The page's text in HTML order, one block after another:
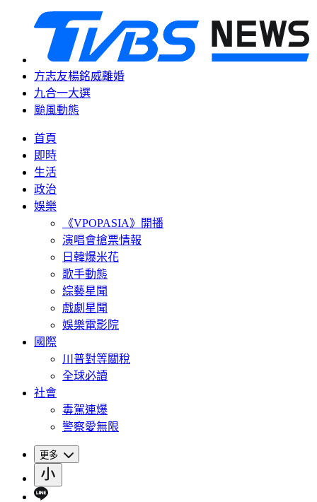
方志友楊銘威離婚
九合一大選
颱風動態
首頁
即時
生活
政治
娛樂
《VPOPASIA》開播
演唱會搶票情報
日韓爆米花
歌手動態
綜藝星聞
戲劇星聞
娛樂電影院
國際
川普對等關稅
全球必讀
社會
毒駕連爆
警察愛無限
更多